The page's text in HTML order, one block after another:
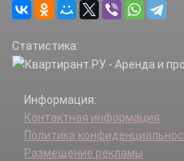
Статистика:
Информация:
Контактная информация
Политика
Размещение рекламы